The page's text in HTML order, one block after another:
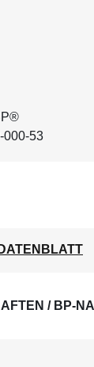
000-53
/ BP-